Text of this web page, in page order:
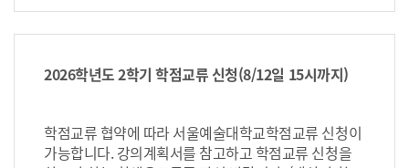
신청일정에 해당 (복학생, 유급(학기포기자) 등) 나. 재
학생 : 2026.08.18.(화) 13:00 ~ 2026.08.21.(월) 24:00
교과목 수강을 희망할 시 해당기간에 잔여여석에 한하
기간: 2026.08.24.(월) 10:00 ~ 2026.09.04.(월) 18:00
까지 ※정정기간 외에 수강신청 변경 불가 3. 신청
2026학년도 2학기 학점교류 신청(8/12일 15시까지)
학점교류 협약에 따라 서울예술대학교학점교류 신청이
가능합니다. 강의계획서를 참고하고 학점교류 신청을